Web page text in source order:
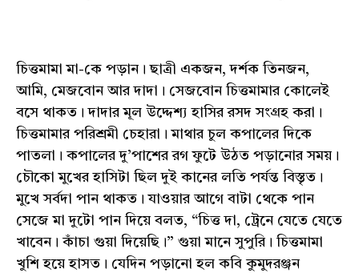
চিত্তমামা মা-কে পড়ান। ছাত্রী একজন, দর্শক তিনজন,
আমি, মেজবোন আর দাদা। সেজবোন চিত্তমামার কোলেই
বসে থাকত। দাদার মূল উদ্দেশ্য হাসির রসদ সংগ্রহ করা।
চিত্তমামার পরিশ্রমী চেহারা। মাথার চুল কপালের দিকে
পাতলা। কপালের দু’পাশের রগ ফুটে উঠত পড়ানোর সময়।
চৌকো মুখের হাসিটা ছিল দুই কানের লতি পর্যন্ত বিস্তৃত।
মুখে সর্বদা পান থাকত। যাওয়ার আগে বাটা থেকে পান
সেজে মা দুটো পান দিয়ে বলত, “চিত্ত দা, ট্রেনে যেতে যেতে
খাবেন। কাঁচা গুয়া দিয়েছি।” গুয়া মানে সুপুরি। চিত্তমামা
খুশি হয়ে হাসত। যেদিন পড়ানো হল কবি কুমুদরঞ্জন